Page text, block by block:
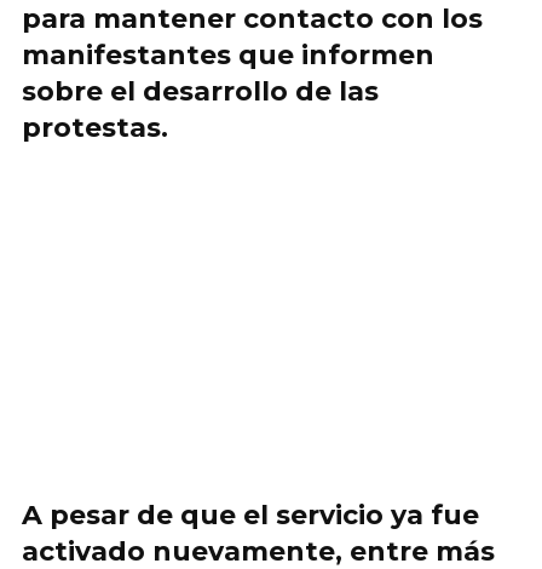
para mantener contacto con los
manifestantes que informen
sobre el desarrollo de las
protestas.
A pesar de que el servicio ya fue
activado nuevamente, entre más